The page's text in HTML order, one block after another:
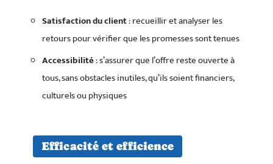
Satisfaction du client: recueillir et analyser les
retours pour vérifier que les promesses sont tenues
Accessibilité: s’assurer que l’offre reste ouverte à
tous, sans obstacles inutiles, qu’ils soient financiers,
culturels ou physiques
Efficacité et efficience